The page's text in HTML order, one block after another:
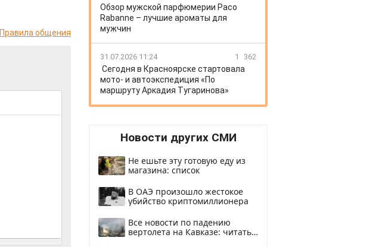
Правила общения
Обзор мужской парфюмерии Paco
Rabanne – лучшие ароматы для
мужчин
31.07.2026 11:24 1 362
Сегодня в Красноярске стартовала
мото- и автоэкспедиция «По
маршруту Аркадия Тугаринова»
Новости других СМИ
Не ешьте эту готовую еду из
магазина: список
В ОАЭ произошло жестокое
убийство криптомиллионера
Все новости по падению
вертолета на Кавказе: читать